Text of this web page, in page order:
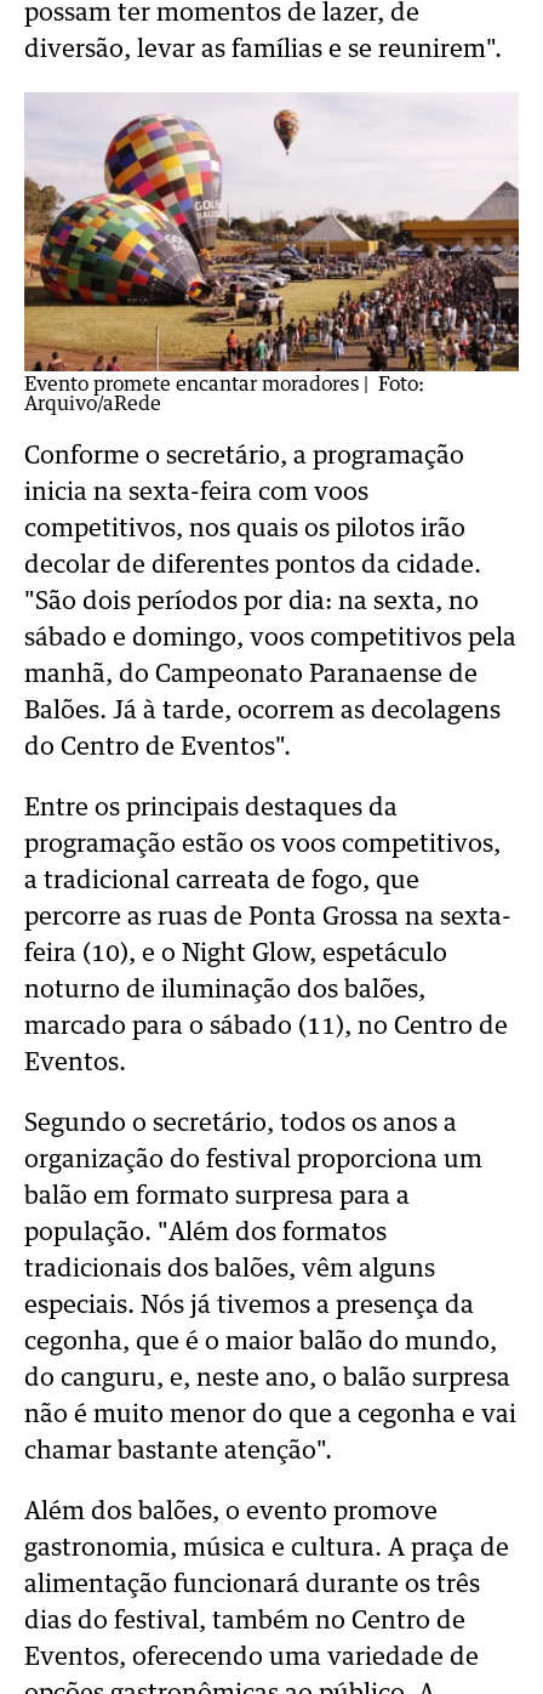
possam ter momentos de lazer, de
diversão, levar as famílias e se reunirem".
Evento promete encantar moradores
| Foto:
Arquivo/aRede
Conforme o secretário, a programação
inicia na sexta-feira com voos
competitivos, nos quais os pilotos irão
decolar de diferentes pontos da cidade.
"São dois períodos por dia: na sexta, no
sábado e domingo, voos competitivos pela
manhã, do Campeonato Paranaense de
Balões. Já à tarde, ocorrem as decolagens
do Centro de Eventos".
Entre os principais destaques da
programação estão os voos competitivos,
a tradicional carreata de fogo, que
percorre as ruas de Ponta Grossa na sexta-
feira (10), e o Night Glow, espetáculo
noturno de iluminação dos balões,
marcado para o sábado (11), no Centro de
Eventos.
Segundo o secretário, todos os anos a
organização do festival proporciona um
balão em formato surpresa para a
população. "Além dos formatos
tradicionais dos balões, vêm alguns
especiais. Nós já tivemos a presença da
cegonha, que é o maior balão do mundo,
do canguru, e, neste ano, o balão surpresa
não é muito menor do que a cegonha e vai
chamar bastante atenção".
Além dos balões, o evento promove
gastronomia, música e cultura. A praça de
alimentação funcionará durante os três
dias do festival, também no Centro de
Eventos, oferecendo uma variedade de